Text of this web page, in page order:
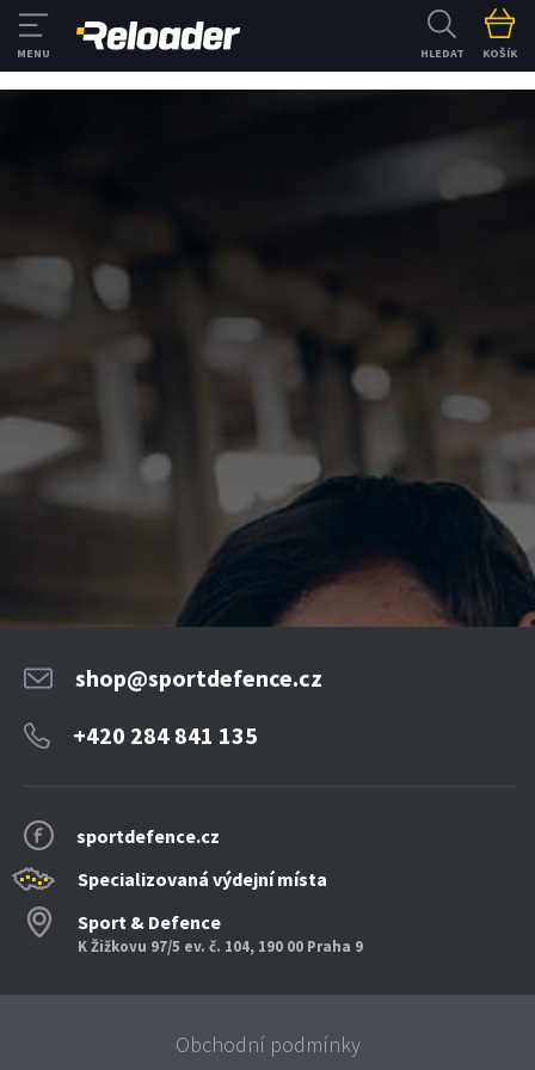
HLEDAT KOŠÍK
sportdefence.cz
Specializovaná výdejní místa
Sport & Defence
K Žižkovu 97/5 ev. č. 104, 190 00 Praha 9
shop@sportdefence.cz
+420 284 841 135
Obchodní podmínky